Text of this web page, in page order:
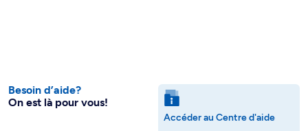
Besoin d’aide?
On est là pour vous!
Accéder au Centre d'aide